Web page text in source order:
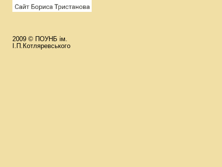
2009 © ПОУНБ ім.
І.П.Котляревського